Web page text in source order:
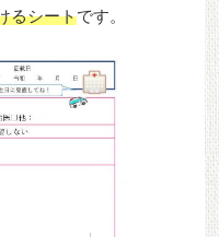
るシートです。